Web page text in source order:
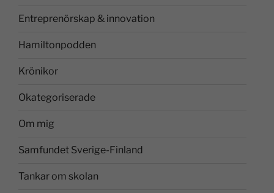
Entreprenörskap & innovation
Hamiltonpodden
Krönikor
Okategoriserade
Om mig
Samfundet Sverige-Finland
Tankar om skolan